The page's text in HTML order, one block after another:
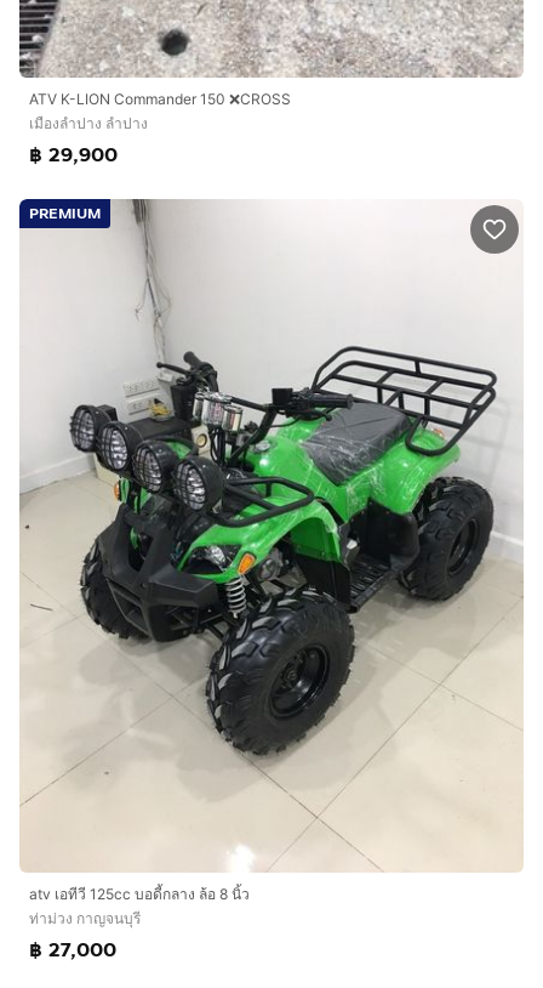
ATV K-LION Commander 150 ❌CROSS
เมืองลำปาง ลำปาง
฿ 29,900
PREMIUM
atv เอทีวี 125cc บอดี้กลาง ล้อ 8 นิ้ว
ท่าม่วง กาญจนบุรี
฿ 27,000